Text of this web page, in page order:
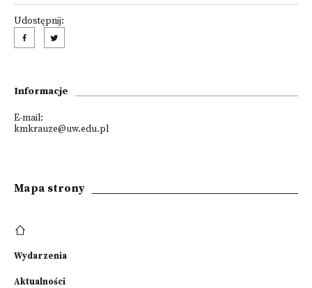
Udostępnij:
Informacje
E-mail:
kmkrauze@uw.edu.pl
Mapa strony
Wydarzenia
Aktualności